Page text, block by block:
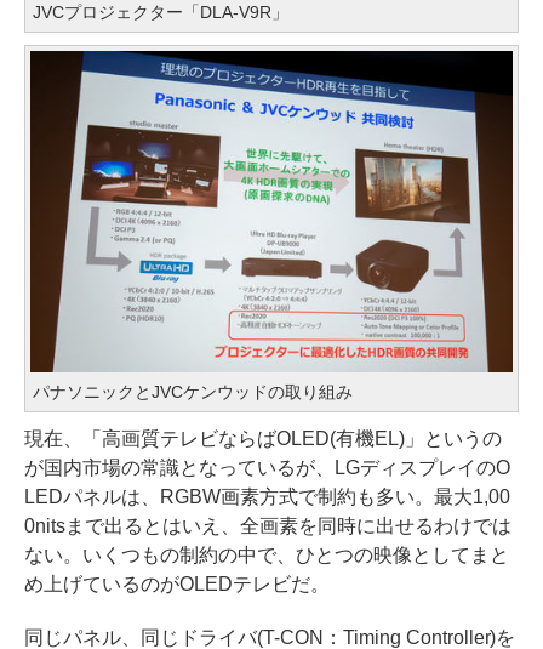
JVCプロジェクター「DLA-V9R」
パナソニックとJVCケンウッドの取り組み
現在、「高画質テレビならばOLED(有機EL)」というの
が国内市場の常識となっているが、LGディスプレイのO
LEDパネルは、RGBW画素方式で制約も多い。最大1,00
0nitsまで出るとはいえ、全画素を同時に出せるわけでは
ない。いくつもの制約の中で、ひとつの映像としてまと
め上げているのがOLEDテレビだ。
同じパネル、同じドライバ(T-CON：Timing Controller)を